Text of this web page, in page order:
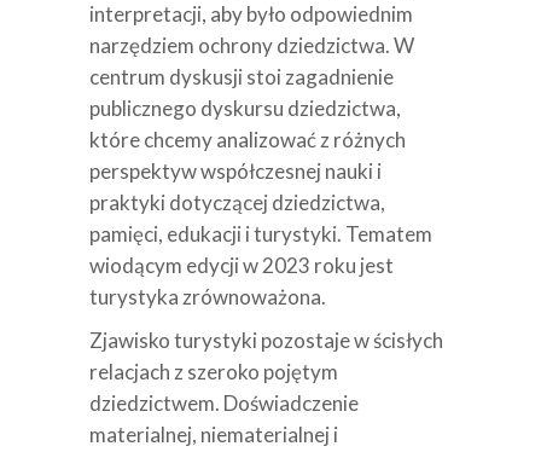
interpretacji, aby było odpowiednim
narzędziem ochrony dziedzictwa. W
centrum dyskusji stoi zagadnienie
publicznego dyskursu dziedzictwa,
które chcemy analizować z różnych
perspektyw współczesnej nauki i
praktyki dotyczącej dziedzictwa,
pamięci, edukacji i turystyki. Tematem
wiodącym edycji w 2023 roku jest
turystyka zrównoważona.
Zjawisko turystyki pozostaje w ścisłych
relacjach z szeroko pojętym
dziedzictwem. Doświadczenie
materialnej, niematerialnej i